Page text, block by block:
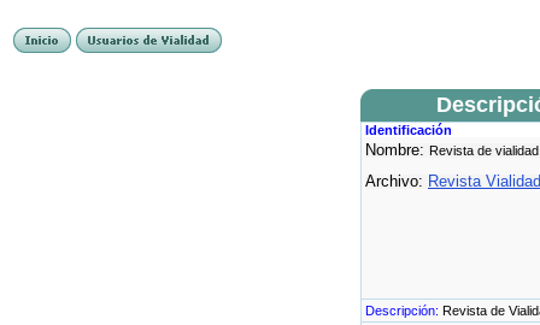
Identificación
Nombre: Revista de
Archivo: Revista
Descripción: Revista de